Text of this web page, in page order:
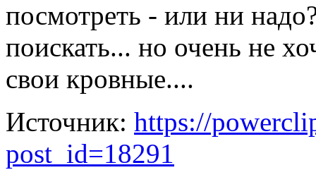
посмотреть - или ни
поискать... но очень не
свои кровные....
Источник: https://
post_id=18291